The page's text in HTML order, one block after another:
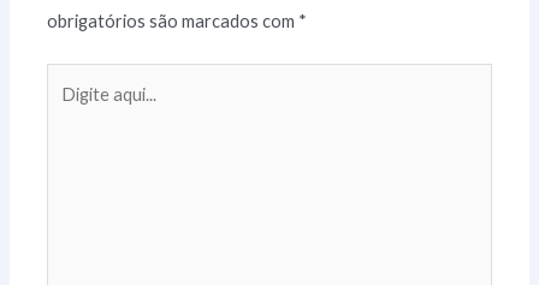
obrigatórios são marcados com *
aqui...